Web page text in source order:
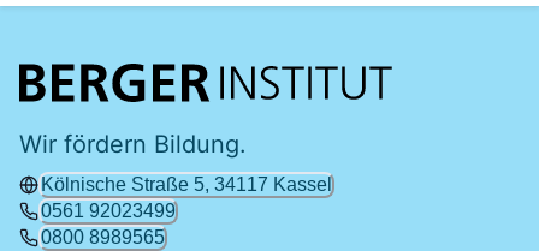
Wir fördern Bildung.
Kölnische Straße 5, 34117 Kassel
0561 92023499
0800 8989565